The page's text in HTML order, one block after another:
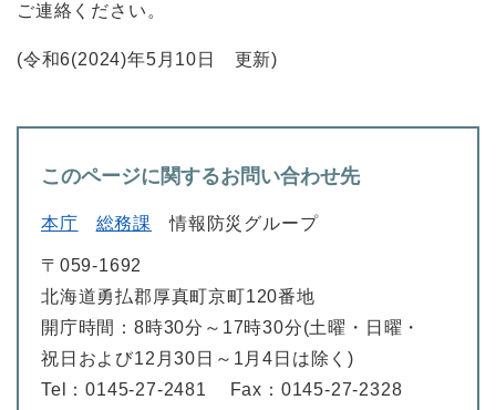
ご連絡ください。
(令和6(2024)年5月10日 更新)
このページに関するお問い合わせ先
本庁 総務課 情報防災グループ
〒059-1692
北海道勇払郡厚真町京町120番地
開庁時間：8時30分～17時30分(土曜・日曜・
祝日および12月30日～1月4日は除く)
Tel：0145-27-2481
Fax：0145-27-2328